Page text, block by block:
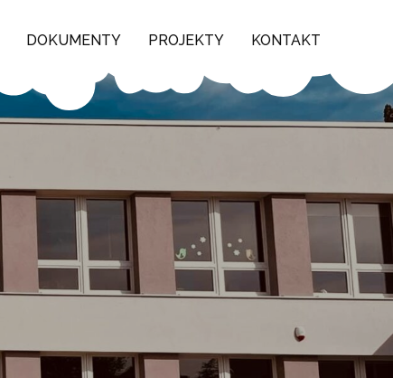
DOKUMENTY PROJEKTY KONTAKT